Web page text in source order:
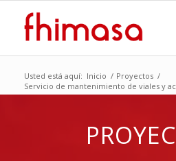
Usted está aquí: Inicio / Proyectos /
Servicio de mantenimiento de viales y